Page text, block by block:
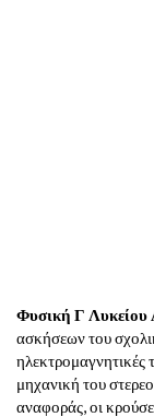
Φυσική Γ Λυκείου
ασκήσεων του
ηλεκτρομαγνητικές
μηχανική του
αναφοράς, οι